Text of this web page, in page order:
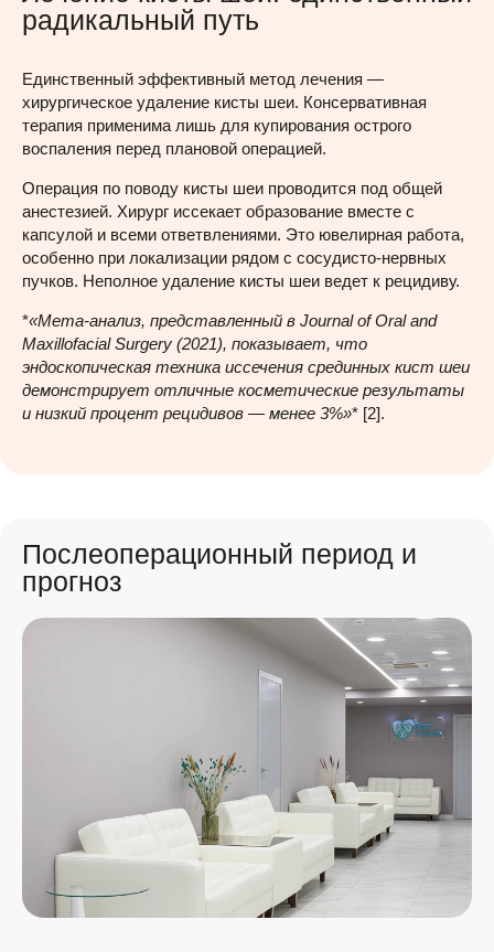
радикальный путь
Единственный эффективный метод лечения —
хирургическое удаление кисты шеи. Консервативная
терапия применима лишь для купирования острого
воспаления перед плановой операцией.
Операция по поводу кисты шеи проводится под общей
анестезией. Хирург иссекает образование вместе с
капсулой и всеми ответвлениями. Это ювелирная работа,
особенно при локализации рядом с сосудисто-нервных
пучков. Неполное удаление кисты шеи ведет к рецидиву.
*«Мета-анализ, представленный в Journal of Oral and
Maxillofacial Surgery (2021), показывает, что
эндоскопическая техника иссечения срединных кист шеи
демонстрирует отличные косметические результаты
и низкий процент рецидивов — менее 3%»* [2].
Послеоперационный период и
прогноз